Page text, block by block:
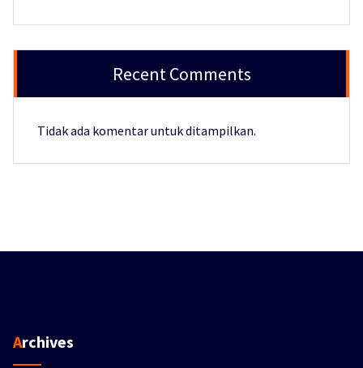
Recent Comments
Tidak ada komentar untuk ditampilkan.
Archives